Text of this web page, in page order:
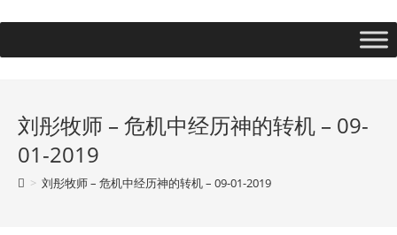
刘彤牧师 – 危机中经历神的转机 – 09-
01-2019
> 刘彤牧师 – 危机中经历神的转机 – 09-01-2019